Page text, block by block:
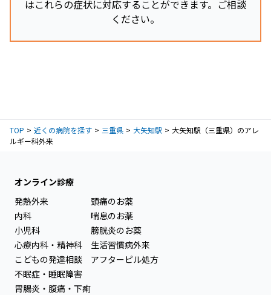
はこれらの症状に対応することができます。ご相談
ください。
TOP 近くの病院を探す 三重県 大矢知駅
大矢知駅（三重県）のアレ
ルギー科外来
オンライン診療
発熱外来
内科
小児科
心療内科・精神科
こどもの発達相談
不眠症・睡眠障害
胃腸炎・腹痛・下痢
頭痛のお薬
喘息のお薬
膀胱炎のお薬
生活習慣病外来
アフターピル処方